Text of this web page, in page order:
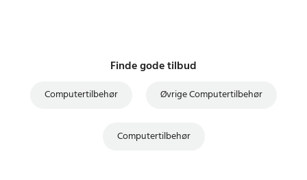
Finde gode tilbud
Computertilbehør Øvrige Computertilbehør
Computertilbehør